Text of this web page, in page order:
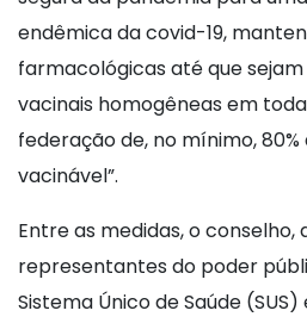
endêmica da covid-19,
farmacológicas até que
vacinais homogêneas em
federação de, no mínimo,
vacinável”.
Entre as medidas, o conselho,
representantes do poder
Sistema Único de Saúde